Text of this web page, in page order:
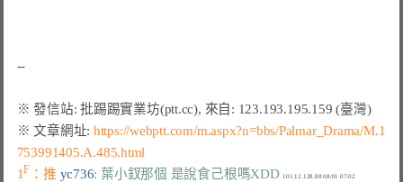
※ 發信站: 批踢踢實業坊(ptt.cc), 來自: 123.193.195.159 (臺灣)
※ 文章網址: https://webptt.com/m.aspx?n=bbs/Palmar_Drama/M.1
753991405.A.485.html
1F ：推 yc736: 葉小釵那個 是說食己根嗎XDD